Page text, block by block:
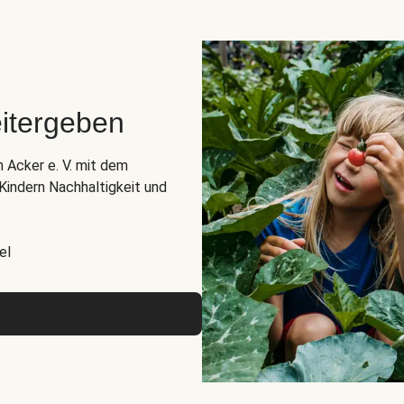
e. V. mit dem
Nachhaltigkeit und